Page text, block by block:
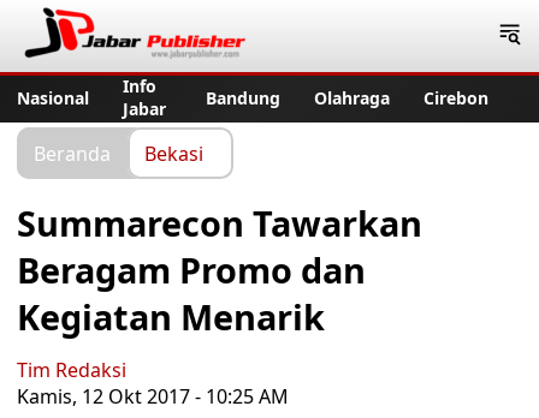
Nasional
Info
Jabar
Bandung Olahraga Cirebon
Beranda Bekasi
Summarecon Tawarkan
Beragam Promo dan
Kegiatan Menarik
Tim Redaksi
Kamis, 12 Okt 2017 - 10:25 AM